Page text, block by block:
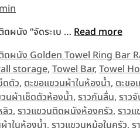
ดผนัง “จัดระเบ … Read more
ติดผนัง Golden Towel Ring Bar
storage, Towel Bar, Towel
ดตัว, ตะขอแขวนผ้าในห้องน้ำ, ตะขอ
นผ้าเช็ดตัวห้องน้ำ, ราวกันลื่น, ราว
ลิว, ราวแขวนติดผนังห้องครัว, ราว
าในห้องน้ำ, ราวแขวนหม้อในครัว, ร